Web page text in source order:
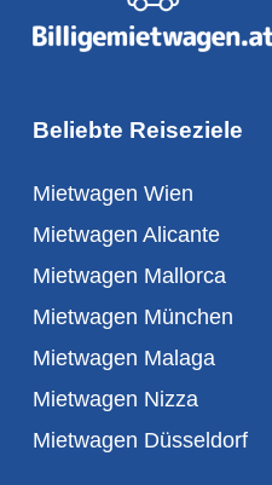
Beliebte Reiseziele
Mietwagen Wien
Mietwagen Alicante
Mietwagen Mallorca
Mietwagen München
Mietwagen Malaga
Mietwagen Nizza
Mietwagen Düsseldorf